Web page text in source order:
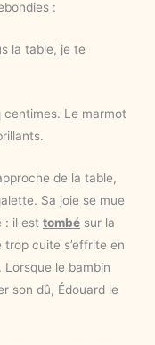
:
la table, je te
Le marmot
de la table,
Sa joie se mue
: il est tombé sur la
cuite s’effrite en
. Lorsque le bambin
son dû, Édouard le